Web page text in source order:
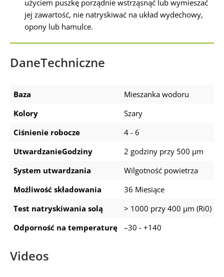
użyciem puszkę porządnie wstrząsnąć lub wymieszać
jej zawartość, nie natryskiwać na układ wydechowy,
opony lub hamulce.
DaneTechniczne
Baza
Mieszanka wodoru
Kolory
Szary
Ciśnienie robocze
4 - 6
UtwardzanieGodziny
2 godziny przy 500 μm
System utwardzania
Wilgotność powietrza
Możliwość składowania
36 Miesiące
Test natryskiwania solą
> 1000 przy 400 μm (Ri0)
Odporność na temperaturę
–30 - +140
Videos